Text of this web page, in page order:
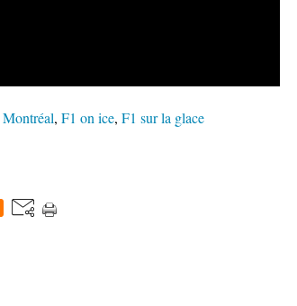
Montréal, F1 on ice, F1 sur la glace